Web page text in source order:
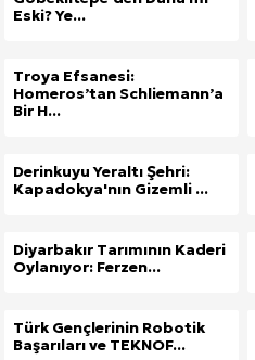
Eski? Ye...
Troya Efsanesi:
Homeros’tan Schliemann’a
Bir H...
Derinkuyu Yeraltı Şehri:
Kapadokya'nın Gizemli ...
Diyarbakır Tarımının Kaderi
Oylanıyor: Ferzen...
Türk Gençlerinin Robotik
Başarıları ve TEKNOF...